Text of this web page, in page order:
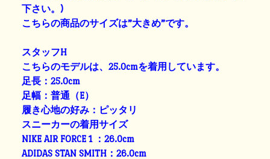
下さい。)
こちらの商品のサイズは”大きめ”です。
スタッフH
こちらのモデルは、25.0cmを着用しています。
足長：25.0cm
足幅：普通（E）
履き心地の好み：ピッタリ
スニーカーの着用サイズ
NIKE AIR FORCE 1 ：26.0cm
ADIDAS STAN SMITH：26.0cm